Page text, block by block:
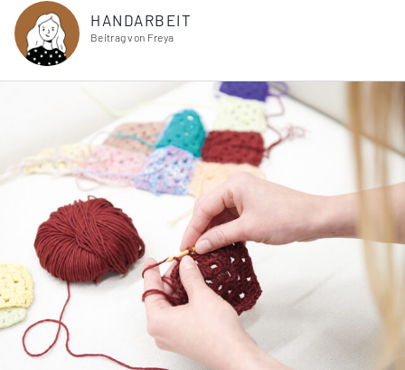
HANDARBEIT
Beitrag von Freya